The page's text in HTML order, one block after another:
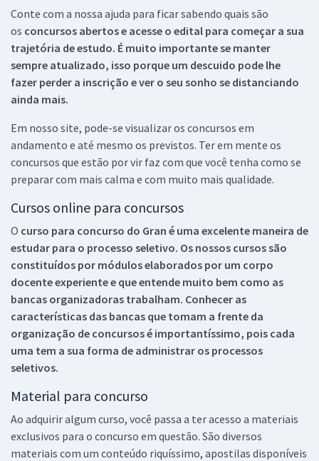
Conte com a nossa ajuda para ficar sabendo quais são
os concursos abertos e acesse o edital para começar a sua
trajetória de estudo. É muito importante se manter
sempre atualizado, isso porque um descuido pode lhe
fazer perder a inscrição e ver o seu sonho se distanciando
ainda mais.
Em nosso site, pode-se visualizar os concursos em
andamento e até mesmo os previstos. Ter em mente os
concursos que estão por vir faz com que você tenha como se
preparar com mais calma e com muito mais qualidade.
Cursos online para concursos
O curso para concurso do Gran é uma excelente maneira de
estudar para o processo seletivo. Os nossos cursos são
constituídos por módulos elaborados por um corpo
docente experiente e que entende muito bem como as
bancas organizadoras trabalham. Conhecer as
características das bancas que tomam a frente da
organização de concursos é importantíssimo, pois cada
uma tem a sua forma de administrar os processos
seletivos.
Material para concurso
Ao adquirir algum curso, você passa a ter acesso a materiais
exclusivos para o concurso em questão. São diversos
materiais com um conteúdo riquíssimo, apostilas disponíveis